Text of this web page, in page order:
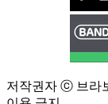
저작권자 ⓒ 브라